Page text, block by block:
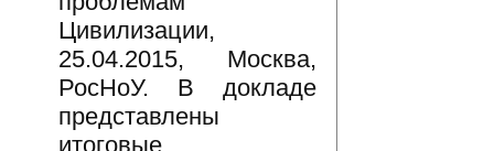
Цивилизации,
25.04.2015, Москва,
РосНоУ. В докладе
представлены
итоговые